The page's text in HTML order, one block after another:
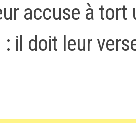
accuse à tort
il doit leur